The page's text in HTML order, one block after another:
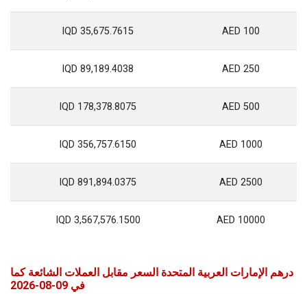
100 AED
35,675.7615 IQD
250 AED
89,189.4038 IQD
500 AED
178,378.8075 IQD
1000 AED
356,757.6150 IQD
2500 AED
891,894.0375 IQD
10000 AED
3,567,576.1500 IQD
درهم الإمارات العربية المتحدة السعر مقابل العملات الشائعة كما
في 09-08-2026